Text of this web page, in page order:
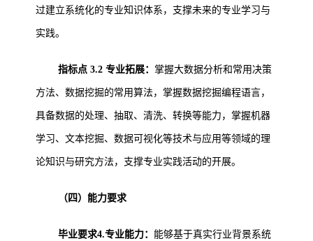
过建立系统化的专业知识体系，支撑未来的专业学习与
实践。
指标点 3.2 专业拓展：掌握大数据分析和常用决策
方法、数据挖掘的常用算法，掌握数据挖掘编程语言，
具备数据的处理、抽取、清洗、转换等能力，掌握机器
学习、文本挖掘、数据可视化等技术与应用等领域的理
论知识与研究方法，支撑专业实践活动的开展。
（四）能力要求
毕业要求4.专业能力： 能够基于真实行业背景系统